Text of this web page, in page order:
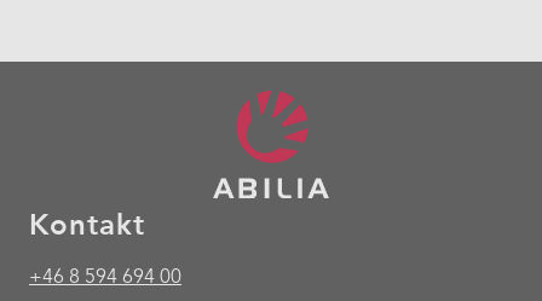
Kontakt
+46 8 594 694 00